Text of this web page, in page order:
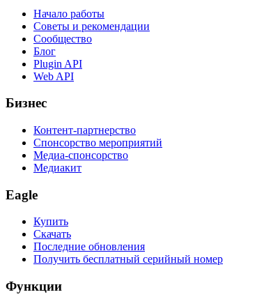
Начало работы
Советы и рекомендации
Сообщество
Блог
Plugin API
Web API
Бизнес
Контент-партнерство
Спонсорство мероприятий
Медиа-спонсорство
Медиакит
Eagle
Купить
Скачать
Последние обновления
Получить бесплатный серийный номер
Функции